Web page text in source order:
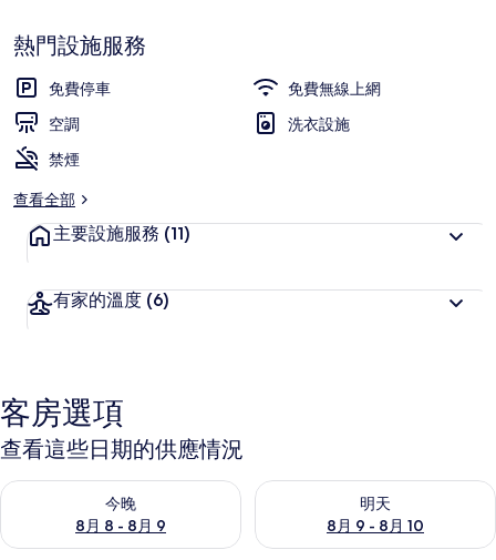
熱門設施服務
免費停車
免費無線上網
空調
洗衣設施
禁煙
查看全部
主要設施服務 (11)
有家的溫度 (6)
客房選項
查看這些日期的供應情況
今晚
8月 8 - 8月 9
查看今晚 (8月 8 - 8月 9) 的供應情況
明天
8月 9 - 8月 10
查看明天 (8月 9 - 8月 10) 的供